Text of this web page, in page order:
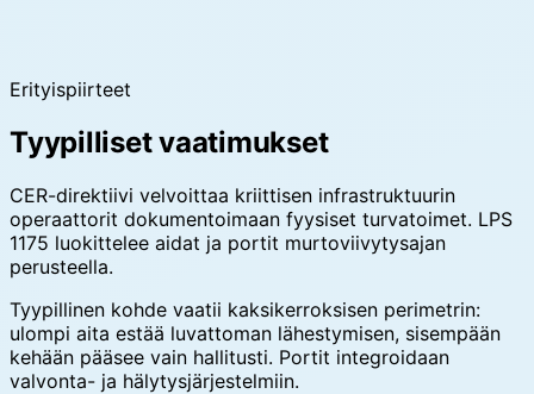
Erityispiirteet
Tyypilliset vaatimukset
CER-direktiivi velvoittaa kriittisen infrastruktuurin
operaattorit dokumentoimaan fyysiset turvatoimet. LPS
1175 luokittelee aidat ja portit murtoviivytysajan
perusteella.
Tyypillinen kohde vaatii kaksikerroksisen perimetrin:
ulompi aita estää luvattoman lähestymisen, sisempään
kehään pääsee vain hallitusti. Portit integroidaan
valvonta- ja hälytysjärjestelmiin.